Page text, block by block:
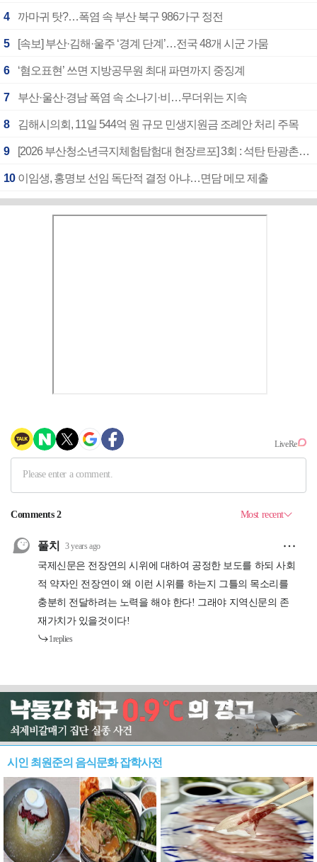
4 까마귀 탓?…폭염 속 부산 북구 986가구 정전
5 [속보] 부산·김해·울주 ‘경계 단계’…전국 48개 시군 가뭄
6 ‘혐오표현’ 쓰면 지방공무원 최대 파면까지 중징계
7 부산·울산·경남 폭염 속 소나기·비…무더위는 지속
8 김해시의회, 11일 544억 원 규모 민생지원금 조례안 처리 주목
9 [2026 부산청소년극지체험탐험대 현장르포] 3회 : 석탄 탄광촌에서 북극 연구의 중심지로
10 이임생, 홍명보 선임 독단적 결정 아냐…면담 메모 제출
시인 최원준의 음식문화 잡학사전